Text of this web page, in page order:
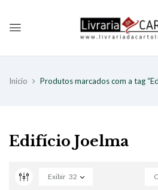
Início Produtos marcados com a tag
Edifício Joelma
Exibir 32